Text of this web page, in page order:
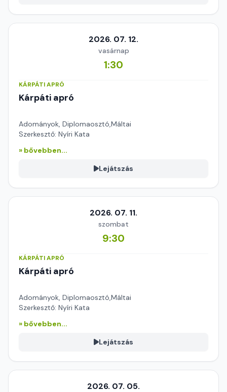
2026. 07. 12.
vasárnap
1:30
KÁRPÁTI APRÓ
Kárpáti apró
Adományok, Diplomaosztó,Máltai
Szerkesztő: Nyíri Kata
» bővebben...
Lejátszás
2026. 07. 11.
szombat
9:30
KÁRPÁTI APRÓ
Kárpáti apró
Adományok, Diplomaosztó,Máltai
Szerkesztő: Nyíri Kata
» bővebben...
Lejátszás
2026. 07. 05.